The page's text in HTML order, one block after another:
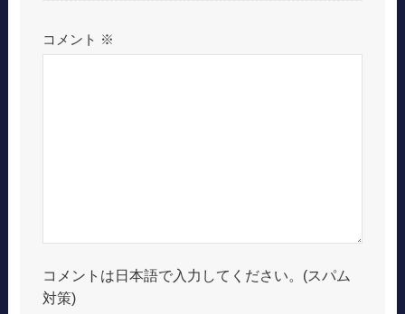
コメント ※
コメントは日本語で入力してください。(スパム
対策)